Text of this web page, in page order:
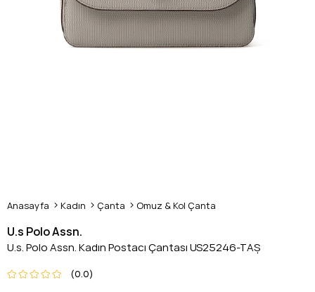
Anasayfa Kadın Çanta Omuz & Kol Çanta
U.s Polo Assn.
U.s. Polo Assn. Kadın Postacı Çantası US25246-TAŞ
0.0